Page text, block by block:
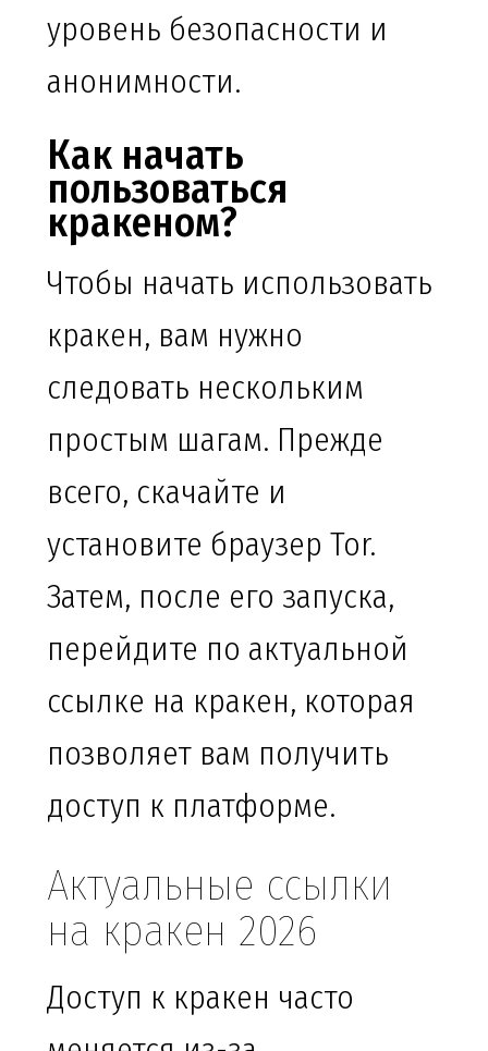
уровень безопасности и
анонимности.
Как начать
пользоваться
кракеном?
Чтобы начать использовать
кракен, вам нужно
следовать нескольким
простым шагам. Прежде
всего, скачайте и
установите браузер Tor.
Затем, после его запуска,
перейдите по актуальной
ссылке на кракен, которая
позволяет вам получить
доступ к платформе.
Актуальные ссылки
на кракен 2026
Доступ к кракен часто